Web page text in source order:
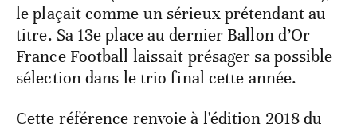
le plaçait comme un sérieux prétendant au
titre. Sa 13e place au dernier Ballon d’Or
France Football laissait présager sa possible
sélection dans le trio final cette année.
Cette référence renvoie à l'édition 2018 du